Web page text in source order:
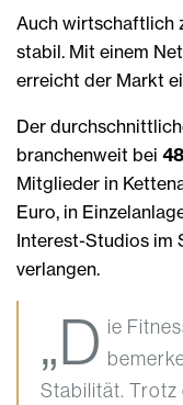
Auch wirtschaftlich
stabil. Mit einem
erreicht der Markt
Der
branchenweit bei
Mitglieder in
Euro, in
Interest-Studios im
verlangen.
„D ie
Stabilität.